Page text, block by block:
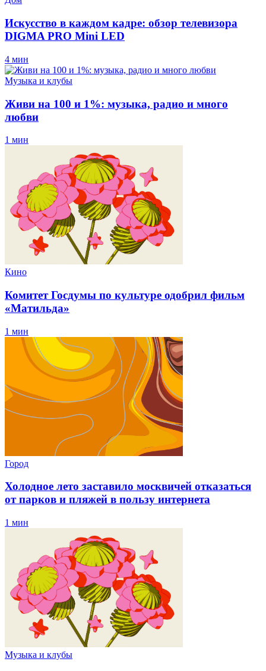
Искусство в каждом кадре: обзор телевизора
DIGMA PRO Mini LED
4 мин
Музыка и клубы
Живи на 100 и 1%: музыка, радио и много
любви
1 мин
Кино
Комитет Госдумы по культуре одобрил фильм
«Матильда»
1 мин
Город
Холодное лето заставило москвичей отказаться
от парков и пляжей в пользу интернета
1 мин
Музыка и клубы